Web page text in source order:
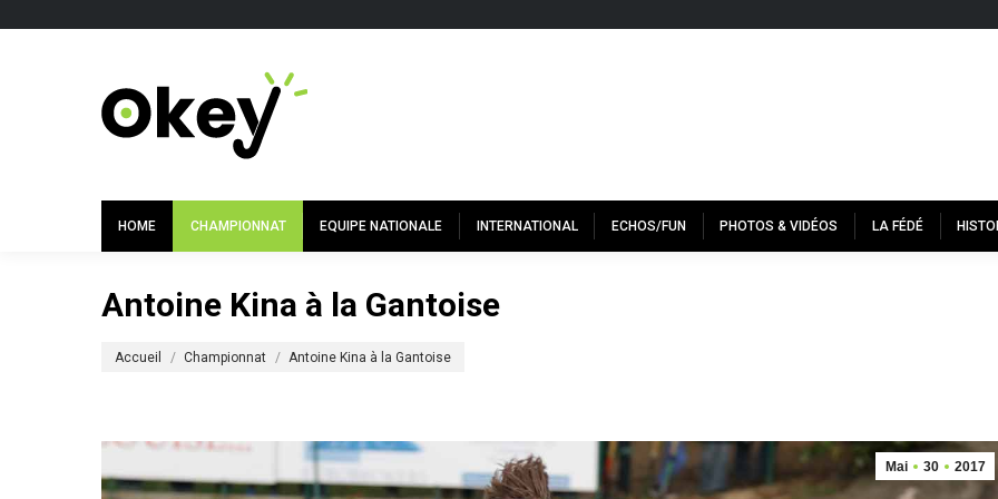
HOME CHAMPIONNAT EQUIPE NATIONALE INTERNATIONAL ECHOS/FUN PHOTOS & VIDÉOS LA FÉDÉ
Antoine Kina à la Gantoise
Accueil Championnat Antoine Kina à la Gantoise
Mai 30 2017